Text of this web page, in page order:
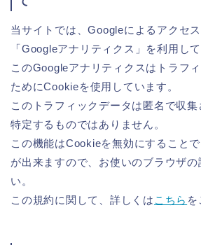
当サイトでは、Googleによるアクセ
「Googleアナリティクス」を利用して
このGoogleアナリティクスはトラフ
ためにCookieを使用しています。
このトラフィックデータは匿名で収
特定するものではありません。
この機能はCookieを無効にすること
が出来ますので、お使いのブラウザの
い。
この規約に関して、詳しくは こちら を